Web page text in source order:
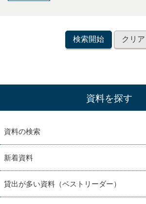
資料を探す
資料の検索
新着資料
貸出が多い資料（ベストリーダー）